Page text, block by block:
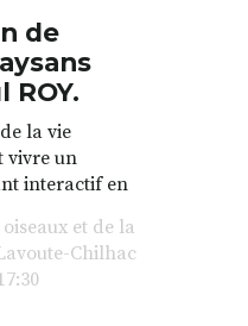
de
ROY.
la vie
vivre un
interactif en
animation dans
en
à partir de
paysannerie,
et de la
Chilhac